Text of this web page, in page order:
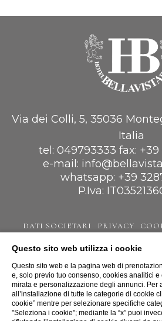
Via dei Colli, 5, 35036
Italia
tel: 049793333 fax:
e-mail:
whatsapp: +39
P.Iva:
DATI SOCIETARI PRIVACY
WEBSITE BY
Questo sito web utilizza i cookie
Questo sito web e la pagina web di
e, solo previo tuo consenso, cookies analitici
mirata e personalizzazione degli annunci. Per
all’installazione di tutte le categorie di cookie
cookie” mentre per selezionare specifiche
"Seleziona i cookie"; mediante la “x” puoi